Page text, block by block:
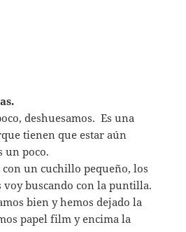
deshuesamos. Es una
tienen que estar aún
un poco.
con un cuchillo pequeño, los
voy buscando con la puntilla.
bien y hemos dejado la
papel film y encima la